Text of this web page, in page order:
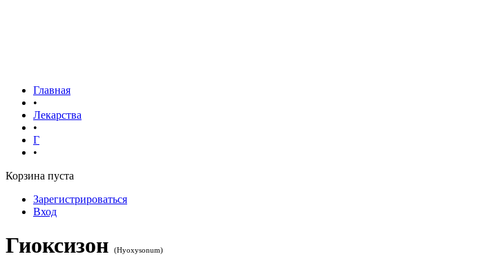
Главная
•
Лекарства
•
Г
•
Корзина пуста
Зарегистрироваться
Вход
Гиоксизон (Hyoxysonum)